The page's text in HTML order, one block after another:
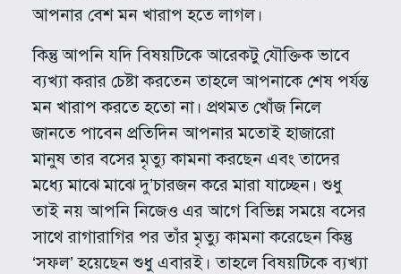
আপনার বেশ মন খারাপ হতে লাগল।
কিন্তু আপনি যদি বিষয়টিকে আরেকটু যৌক্তিক ভাবে
ব্যখ্যা করার চেষ্টা করতেন তাহলে আপনাকে শেষ পর্যন্ত
মন খারাপ করতে হতো না। প্রথমত খোঁজ নিলে
জানতে পাবেন প্রতিদিন আপনার মতোই হাজারো
মানুষ তার বসের মৃত্যু কামনা করছেন এবং তাদের
মধ্যে মাঝে মাঝে দু’চারজন করে মারা যাচ্ছেন। শুধু
তাই নয় আপনি নিজেও এর আগে বিভিন্ন সময়ে বসের
সাথে রাগারাগির পর তাঁর মৃত্যু কামনা করেছেন কিন্তু
‘সফল’ হয়েছেন শুধু এবারই। তাহলে বিষয়টিকে ব্যখ্যা